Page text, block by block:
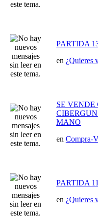
PARTIDA
en ¿Quieres
SE VENDE
MANO
en Compra-
PARTIDA
en ¿Quieres